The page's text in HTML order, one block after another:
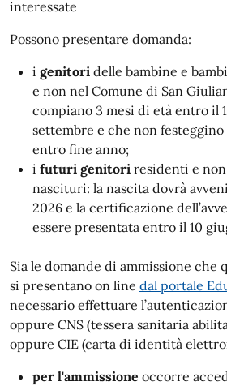
interessate
Possono presentare domanda:
i genitori delle bambine e
e non nel Comune di San
compiano 3 mesi di età entro il 1
settembre e che non
entro fine anno;
i futuri genitori residenti e
nascituri: la nascita dovrà
2026 e la certificazione
essere presentata entro il 10
Sia le domande di ammissione che
si presentano on line dal portale
necessario effettuare
oppure CNS (tessera sanitaria
oppure CIE (carta di identità
per l'ammissione occorre